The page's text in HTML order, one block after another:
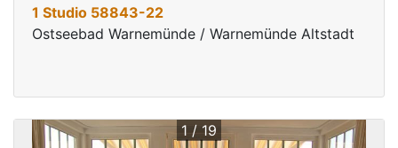
1 Studio 58843-22
Ostseebad Warnemünde / Warnemünde Altstadt
1 / 19